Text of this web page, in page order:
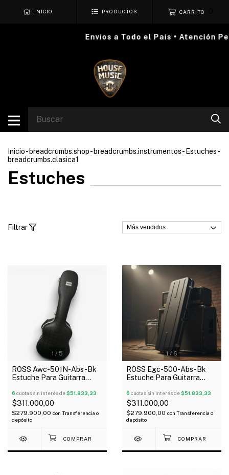
INICIO PRODUCTOS CARRITO
Envíos a Todo el País • Atención
Inicio- breadcrumbs.shop- breadcrumbs.instrumentos- Estuches-
breadcrumbs.clasica1
Estuches
Filtrar
1 / 5
ROSS Awc-501N-Abs-Bk
Estuche Para Guitarra
Acolchado
6 cuotas sin interés de$51.833,33
$311.000,00
$279.900,00 con Transferencia o
depósito
1 / 6
ROSS Egc-500-Abs-Bk
Estuche Para Guitarra
Acolchado
6 cuotas sin interés de$51.833,33
$311.000,00
$279.900,00 con Transferencia o
depósito